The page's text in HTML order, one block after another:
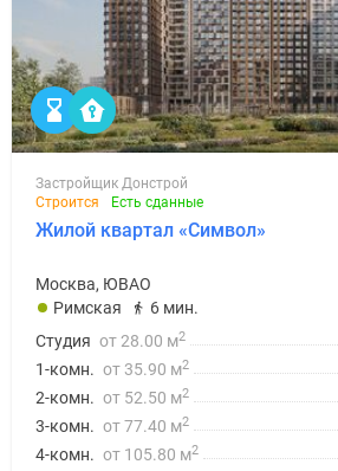
Застройщик Донстрой
Строится
Есть сданные
Жилой квартал «Символ»
Москва, ЮВАО
Римская
6 мин.
Студия от 28.00 м2
1-комн. от 35.90 м2
2-комн. от 52.50 м2
3-комн. от 77.40 м2
4-комн. от 105.80 м2